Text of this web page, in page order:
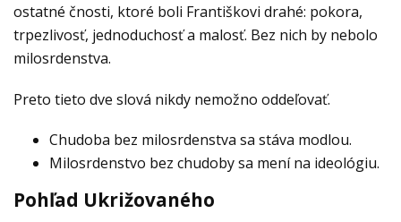
ostatné čnosti, ktoré boli Františkovi drahé: pokora,
trpezlivosť, jednoduchosť a malosť. Bez nich by nebolo
milosrdenstva.
Preto tieto dve slová nikdy nemožno oddeľovať.
Chudoba bez milosrdenstva sa stáva modlou.
Milosrdenstvo bez chudoby sa mení na ideológiu.
Pohľad Ukrižovaného